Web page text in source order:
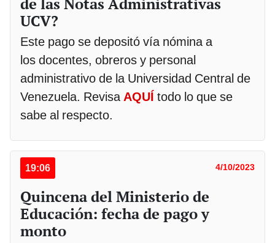
UCV?
Este pago se depositó vía nómina a
los docentes, obreros y personal
administrativo de la Universidad Central de
Venezuela. RevisaAQUÍ todo lo que se
sabe al respecto.
19:06 4/10/2023
Quincena del Ministerio de
Educación: fecha de pago y
monto